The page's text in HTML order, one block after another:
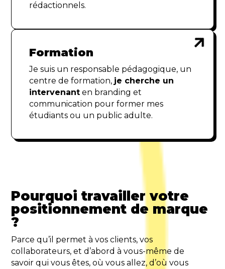
rédactionnels.
Formation
Je suis un responsable pédagogique, un
centre de formation, je cherche un
intervenant en branding et
communication pour former mes
étudiants ou un public adulte.

Pourquoi travailler votre
positionnement de marque
?
Parce qu’il permet à vos clients, vos
collaborateurs, et d’abord à vous-même de
savoir qui vous êtes, où vous allez, d’où vous